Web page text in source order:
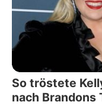
So tröstete
nach Brandons